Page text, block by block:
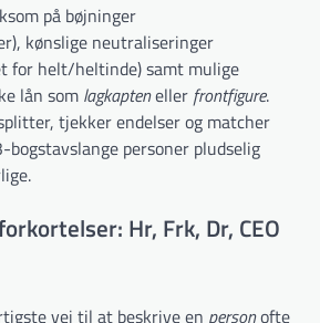
på bøjninger
kønslige neutraliseringer
for helt/heltinde) samt mulige
lån som lagkapteneller frontfigure.
tjekker endelser og matcher
personer pludselig
Hr, Frk, Dr, CEO
vej til at beskrive en personofte